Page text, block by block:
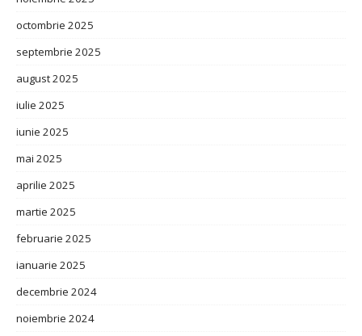
octombrie 2025
septembrie 2025
august 2025
iulie 2025
iunie 2025
mai 2025
aprilie 2025
martie 2025
februarie 2025
ianuarie 2025
decembrie 2024
noiembrie 2024